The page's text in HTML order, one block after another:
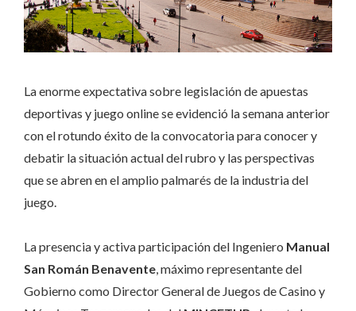
La enorme expectativa sobre legislación de apuestas
deportivas y juego online se evidenció la semana anterior
con el rotundo éxito de la convocatoria para conocer y
debatir la situación actual del rubro y las perspectivas
que se abren en el amplio palmarés de la industria del
juego.
La presencia y activa participación del Ingeniero Manual
San Román Benavente, máximo representante del
Gobierno como Director General de Juegos de Casino y